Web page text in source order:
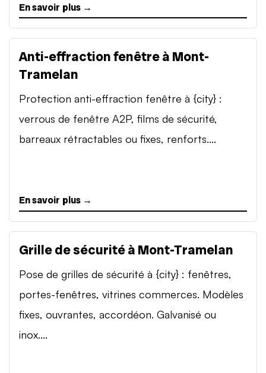
En savoir plus →
Anti-effraction fenêtre à Mont-
Tramelan
Protection anti-effraction fenêtre à {city} :
verrous de fenêtre A2P, films de sécurité,
barreaux rétractables ou fixes, renforts....
En savoir plus →
Grille de sécurité à Mont-Tramelan
Pose de grilles de sécurité à {city} : fenêtres,
portes-fenêtres, vitrines commerces. Modèles
fixes, ouvrantes, accordéon. Galvanisé ou
inox....